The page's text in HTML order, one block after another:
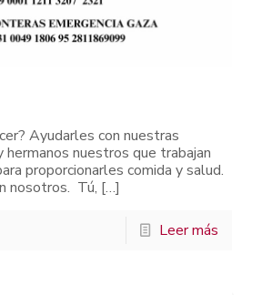
Ayudarles con nuestras
nuestros que trabajan
proporcionarles comida y salud.
nosotros. Tú, […]
Leer más